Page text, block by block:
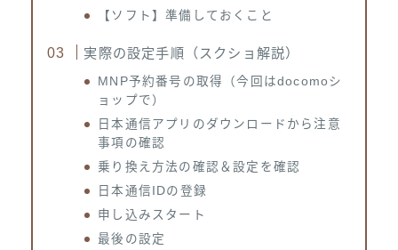
【ソフト】準備しておくこと
実際の設定手順（スクショ解説）
MNP予約番号の取得（今回はdocomoシ
ョップで）
日本通信アプリのダウンロードから注意
事項の確認
乗り換え方法の確認＆設定を確認
日本通信IDの登録
申し込みスタート
最後の設定